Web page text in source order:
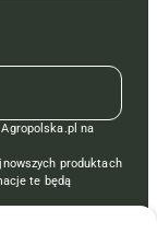
na
produktach
te będą